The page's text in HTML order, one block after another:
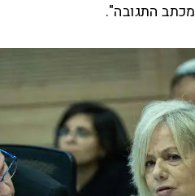
התגובה".